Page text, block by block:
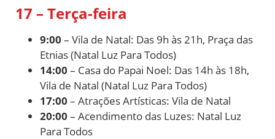
17 – Terça-feira
9:00 – Vila de Natal: Das 9h às 21h, Praça das
Etnias (Natal Luz Para Todos)
14:00 – Casa do Papai Noel: Das 14h às 18h,
Vila de Natal (Natal Luz Para Todos)
17:00 – Atrações Artísticas: Vila de Natal
20:00 – Acendimento das Luzes: Natal Luz
Para Todos